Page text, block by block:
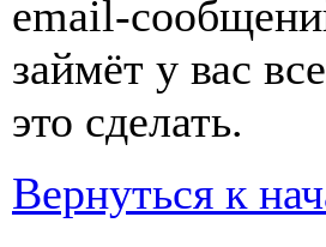
email-
займёт у вас
это сделать.
Вернуться к